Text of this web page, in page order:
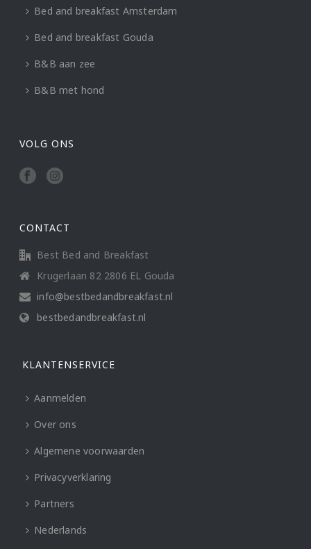
Bed and breakfast Amsterdam
Bed and breakfast Gouda
B&B aan zee
B&B met hond
VOLG ONS
CONTACT
Best Bed and Breakfast
Krugerlaan 82 2806 EL Gouda
info@bestbedandbreakfast.nl
bestbedandbreakfast.nl
KLANTENSERVICE
Aanmelden
Over ons
Algemene voorwaarden
Privacyverklaring
Partners
Nederlands